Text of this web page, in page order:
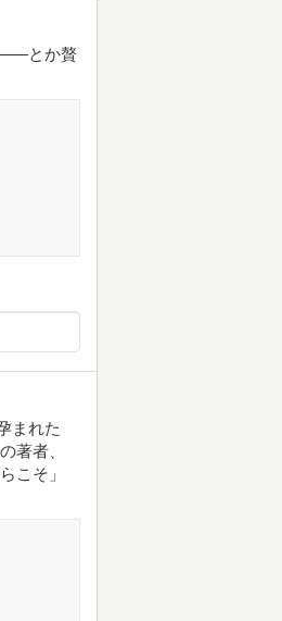
――とか贅
まれた
著者、
こそ」